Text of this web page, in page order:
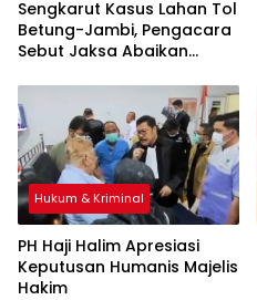
Sengkarut Kasus Lahan Tol
Betung-Jambi, Pengacara
Sebut Jaksa Abaikan
PSN
Hukum & Kriminal
PH Haji Halim Apresiasi
Keputusan Humanis Majelis
Hakim